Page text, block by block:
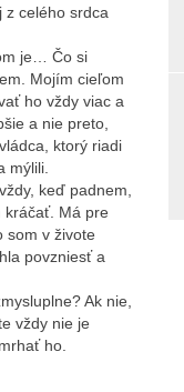
z celého srdca
je… Čo si
Mojím cieľom
ho vždy viac a
a nie preto,
ktorý riadi
mýlili.
keď padnem,
kráčať. Má pre
som v živote
povzniesť a
Ak nie,
vždy nie je
ho.